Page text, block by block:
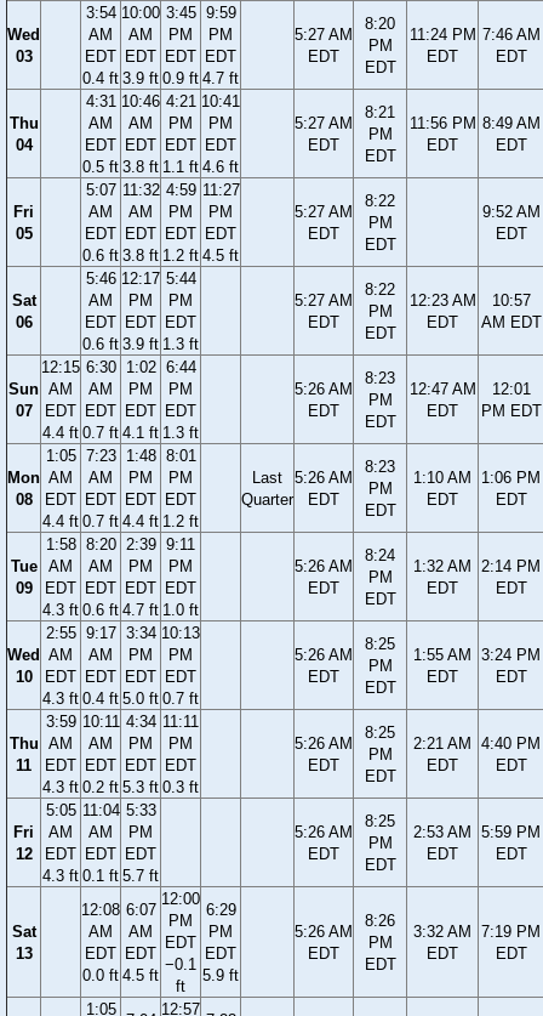
Wed
03
3:54
AM
EDT
0.4 ft
10:00
AM
EDT
3.9 ft
3:45
PM
EDT
0.9 ft
9:59
PM
EDT
4.7 ft
5:27 AM
EDT
8:20
PM
EDT
11:24 PM
EDT
7:46 AM
EDT
Thu
04
4:31
AM
EDT
0.5 ft
10:46
AM
EDT
3.8 ft
4:21
PM
EDT
1.1 ft
10:41
PM
EDT
4.6 ft
5:27 AM
EDT
8:21
PM
EDT
11:56 PM
EDT
8:49 AM
EDT
Fri
05
5:07
AM
EDT
0.6 ft
11:32
AM
EDT
3.8 ft
4:59
PM
EDT
1.2 ft
11:27
PM
EDT
4.5 ft
5:27 AM
EDT
8:22
PM
EDT
9:52 AM
EDT
Sat
06
5:46
AM
EDT
0.6 ft
12:17
PM
EDT
3.9 ft
5:44
PM
EDT
1.3 ft
5:27 AM
EDT
8:22
PM
EDT
12:23 AM
EDT
10:57
AM EDT
Sun
07
12:15
AM
EDT
4.4 ft
6:30
AM
EDT
0.7 ft
1:02
PM
EDT
4.1 ft
6:44
PM
EDT
1.3 ft
5:26 AM
EDT
8:23
PM
EDT
12:47 AM
EDT
12:01
PM EDT
Mon
08
1:05
AM
EDT
4.4 ft
7:23
AM
EDT
0.7 ft
1:48
PM
EDT
4.4 ft
8:01
PM
EDT
1.2 ft
Last
Quarter
5:26 AM
EDT
8:23
PM
EDT
1:10 AM
EDT
1:06 PM
EDT
Tue
09
1:58
AM
EDT
4.3 ft
8:20
AM
EDT
0.6 ft
2:39
PM
EDT
4.7 ft
9:11
PM
EDT
1.0 ft
5:26 AM
EDT
8:24
PM
EDT
1:32 AM
EDT
2:14 PM
EDT
Wed
10
2:55
AM
EDT
4.3 ft
9:17
AM
EDT
0.4 ft
3:34
PM
EDT
5.0 ft
10:13
PM
EDT
0.7 ft
5:26 AM
EDT
8:25
PM
EDT
1:55 AM
EDT
3:24 PM
EDT
Thu
11
3:59
AM
EDT
4.3 ft
10:11
AM
EDT
0.2 ft
4:34
PM
EDT
5.3 ft
11:11
PM
EDT
0.3 ft
5:26 AM
EDT
8:25
PM
EDT
2:21 AM
EDT
4:40 PM
EDT
Fri
12
5:05
AM
EDT
4.3 ft
11:04
AM
EDT
0.1 ft
5:33
PM
EDT
5.7 ft
5:26 AM
EDT
8:25
PM
EDT
2:53 AM
EDT
5:59 PM
EDT
Sat
13
12:08
AM
EDT
0.0 ft
6:07
AM
EDT
4.5 ft
12:00
PM
EDT
−0.1
ft
6:29
PM
EDT
5.9 ft
5:26 AM
EDT
8:26
PM
EDT
3:32 AM
EDT
7:19 PM
EDT
1:05 12:57